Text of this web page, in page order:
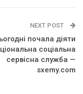
NEXT POST
почала діяти
соціальна
сервісна служба —
sxemy.com